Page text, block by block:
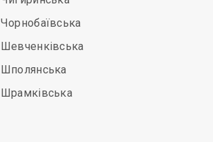
Чорнобаївська
Шевченківська
Шполянська
Шрамківська